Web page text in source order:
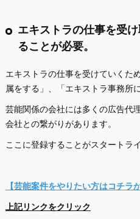
エキストラの仕事を受
ることが必要。
エキストラの仕事を受けていくた
属をする」、「エキストラ事務所
芸能関係の会社には多くの広告代
会社との繋がりがあります。
ここに登録することがスタートラ
【芸能案件をやりたい方はコチラ
上記リンクをクリック